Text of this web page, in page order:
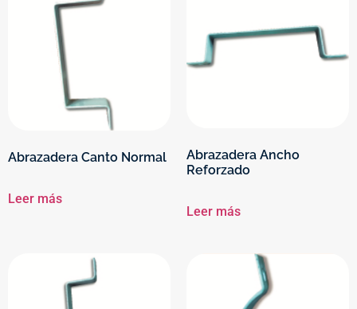
Abrazadera Canto Normal
Leer más
Abrazadera Ancho
Reforzado
Leer más